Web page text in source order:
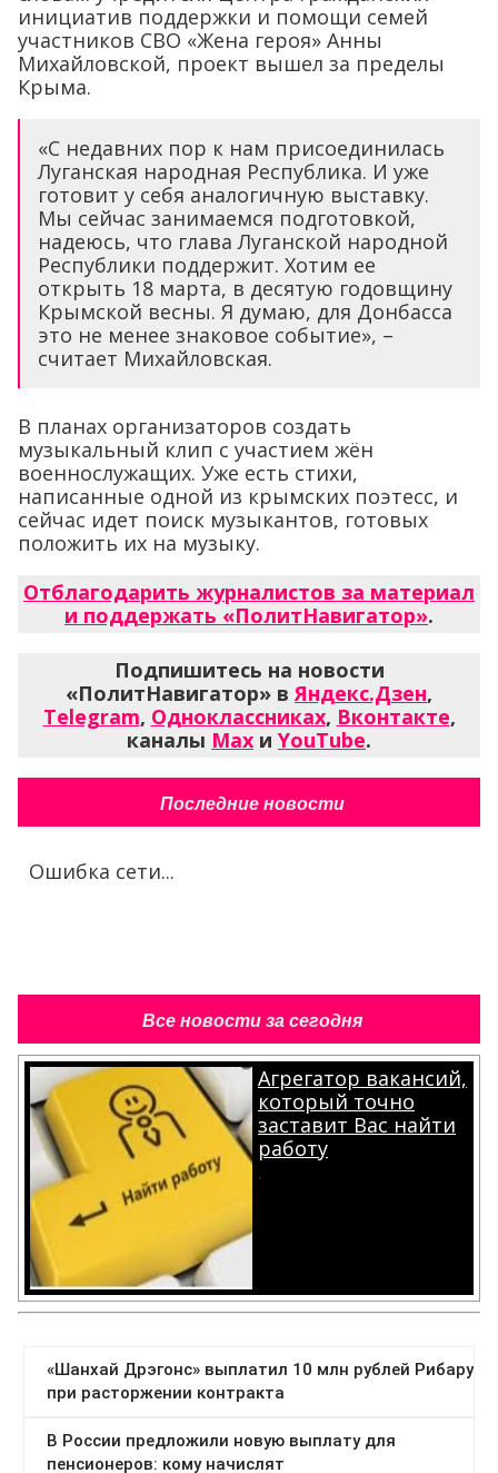
инициатив поддержки и помощи семей
участников СВО «Жена героя» Анны
Михайловской, проект вышел за пределы
Крыма.
«С недавних пор к нам присоединилась
Луганская народная Республика. И уже
готовит у себя аналогичную выставку.
Мы сейчас занимаемся подготовкой,
надеюсь, что глава Луганской народной
Республики поддержит. Хотим ее
открыть 18 марта, в десятую годовщину
Крымской весны. Я думаю, для Донбасса
это не менее знаковое событие», –
считает Михайловская.
В планах организаторов создать
музыкальный клип с участием жён
военнослужащих. Уже есть стихи,
написанные одной из крымских поэтесс, и
сейчас идет поиск музыкантов, готовых
положить их на музыку.
Отблагодарить журналистов за материал
и поддержать «ПолитНавигатор».
Подпишитесь на новости
«ПолитНавигатор» вЯндекс.Дзен,
Telegram, Одноклассниках, Вконтакте,
каналы Max и YouTube.
Последние новости
Ошибка сети...
Все новости за сегодня
Агрегатор вакансий,
который точно
заставит Вас найти
работу
.